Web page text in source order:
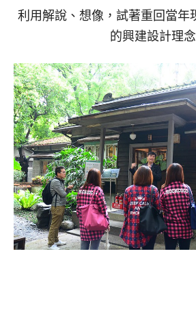
利用解說、想像，試著重回當年
的興建設計理念